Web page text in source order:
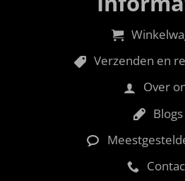
Verzenden en
Over
Blogs